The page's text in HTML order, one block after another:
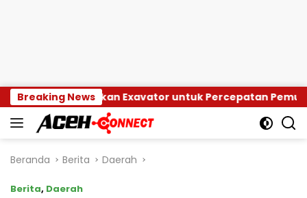
Langsung
ke
konten
Breaking News
Salurkan Exavator untuk Percepatan Pemulihan Pesisir
Beranda Berita Daerah
Berita, Daerah